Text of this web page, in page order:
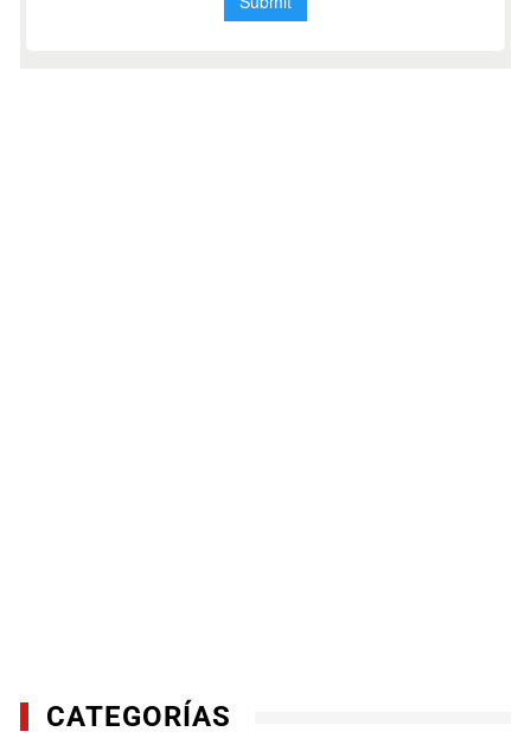
CATEGORÍAS